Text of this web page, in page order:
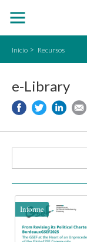
Inicio Recursos
e-Library
Informe